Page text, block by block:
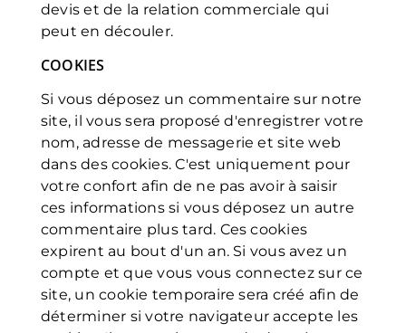
devis et de la relation commerciale qui
peut en découler.
COOKIES
Si vous déposez un commentaire sur notre
site, il vous sera proposé d'enregistrer votre
nom, adresse de messagerie et site web
dans des cookies. C'est uniquement pour
votre confort afin de ne pas avoir à saisir
ces informations si vous déposez un autre
commentaire plus tard. Ces cookies
expirent au bout d'un an. Si vous avez un
compte et que vous vous connectez sur ce
site, un cookie temporaire sera créé afin de
déterminer si votre navigateur accepte les